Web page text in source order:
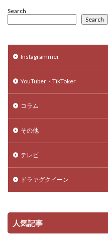
Search
Search
Instagrammer
YouTuber・TikToker
コラム
その他
テレビ
ドラァグクイーン
人気記事